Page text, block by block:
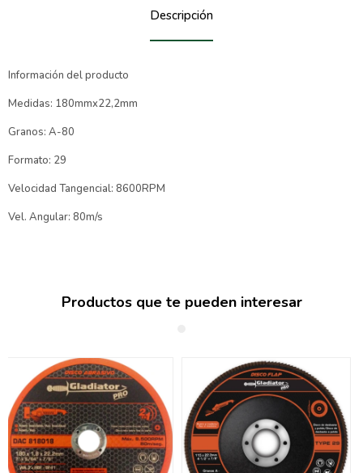
Descripción
Información del producto
Medidas: 180mmx22,2mm
Granos: A-80
Formato: 29
Velocidad Tangencial: 8600RPM
Vel. Angular: 80m/s
Productos que te pueden interesar